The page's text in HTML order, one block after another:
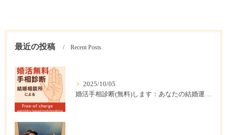
最近の投稿 Recent Posts
2025/10/05
婚活手相診断(無料)します：あなたの結婚運は？